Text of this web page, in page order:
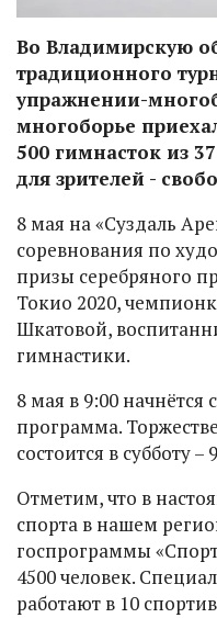
Во Владимирскую
традиционного
упражнении-
многоборье
500 гимнасток из
для зрителей -
8 мая на «Суздаль
соревнования по
призы серебряного
Токио 2020,
Шкатовой,
гимнастики.
8 мая в 9:00 начнётся
программа.
состоится в субботу –
Отметим, что в
спорта в нашем
госпрограммы
4500 человек.
работают в 10